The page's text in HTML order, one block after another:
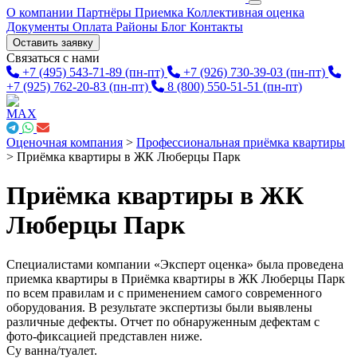
О компании Партнёры Приемка Коллективная оценка
Документы Оплата Районы Блог Контакты
Оставить заявку
Связаться с нами
+7 (495) 543-71-89 (пн-пт) +7 (926) 730-39-03 (пн-пт)
+7 (925) 762-20-83 (пн-пт) 8 (800) 550-51-51 (пн-пт)
Оценочная компания > Профессиональная приёмка квартиры
> Приёмка квартиры в ЖК Люберцы Парк
Приёмка квартиры в ЖК
Люберцы Парк
Специалистами компании «Эксперт оценка» была проведена
приемка квартиры в Приёмка квартиры в ЖК Люберцы Парк
по всем правилам и с применением самого современного
оборудования. В результате экспертизы были выявлены
различные дефекты. Отчет по обнаруженным дефектам с
фото-фиксацией представлен ниже.
Су ванна/туалет.